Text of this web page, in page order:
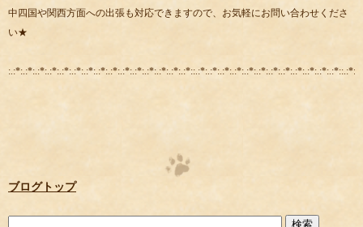
中四国や関西方面への出張も対応できますので、お気軽にお問い合わせくださ
い★
:.:*:.:*:.:*:.:*:.:*:.:*:.:*:.:*:.:*:.:*:.:*:.:*:.:*:.:*:.:*::.:*:.:*:.:*:.:*:.:*:.:*:.:*:.:*:.:*:.:*:.:*:.:*::.:*:.:
ブログトップ